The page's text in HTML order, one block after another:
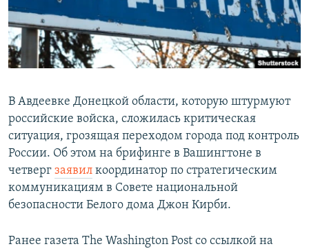
В Авдеевке Донецкой области, которую штурмуют
российские войска, сложилась критическая
ситуация, грозящая переходом города под контроль
России. Об этом на брифинге в Вашингтоне в
четверг заявил координатор по стратегическим
коммуникациям в Совете национальной
безопасности Белого дома Джон Кирби.
Ранее газета The Washington Post со ссылкой на